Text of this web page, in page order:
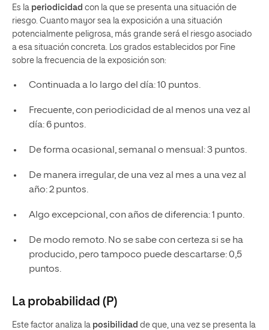
Es la periodicidad con la que se presenta una situación de
riesgo. Cuanto mayor sea la exposición a una situación
potencialmente peligrosa, más grande será el riesgo asociado
a esa situación concreta. Los grados establecidos por Fine
sobre la frecuencia de la exposición son:
Continuada a lo largo del día: 10 puntos.
Frecuente, con periodicidad de al menos una vez al
día: 6 puntos.
De forma ocasional, semanal o mensual: 3 puntos.
De manera irregular, de una vez al mes a una vez al
año: 2 puntos.
Algo excepcional, con años de diferencia: 1 punto.
De modo remoto. No se sabe con certeza si se ha
producido, pero tampoco puede descartarse: 0,5
puntos.
La probabilidad (P)
Este factor analiza la posibilidad de que, una vez se presenta la